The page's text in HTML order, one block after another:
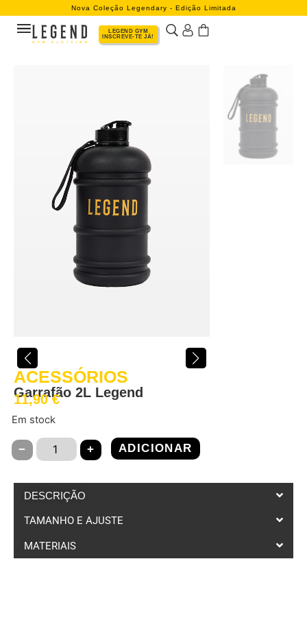
Nova Coleção Legendary - Edição Limitada
LEGEND GYM
INSCREVE-TE JÁ!
ACESSÓRIOS
Garrafão 2L Legend
11,90€
Em stock
− + ADICIONAR
DESCRIÇÃO
TAMANHO E AJUSTE
MATERIAIS